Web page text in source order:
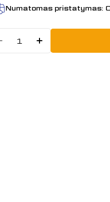
Numatomas pristatymas:
Sumažinti kiekį:
Padidinti